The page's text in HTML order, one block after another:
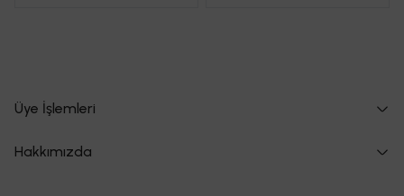
Üye İşlemleri
Hakkımızda